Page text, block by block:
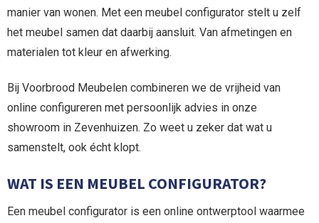
manier van wonen. Met een meubel configurator stelt u zelf
het meubel samen dat daarbij aansluit. Van afmetingen en
materialen tot kleur en afwerking.
Bij Voorbrood Meubelen combineren we de vrijheid van
online configureren met persoonlijk advies in onze
showroom in Zevenhuizen. Zo weet u zeker dat wat u
samenstelt, ook écht klopt.
WAT IS EEN MEUBEL CONFIGURATOR?
Een meubel configurator is een online ontwerptool waarmee